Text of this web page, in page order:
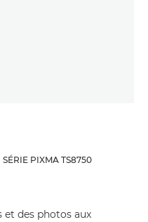
SÉRIE PIXMA TS8750
et des photos aux